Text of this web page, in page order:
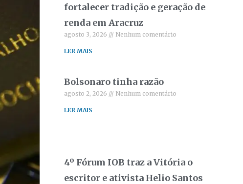
fortalecer tradição e geração de
renda em Aracruz
agosto 3, 2026 Nenhum comentário
LER MAIS
Bolsonaro tinha razão
agosto 2, 2026 Nenhum comentário
LER MAIS
4º Fórum IOB traz a Vitória o
escritor e ativista Helio Santos